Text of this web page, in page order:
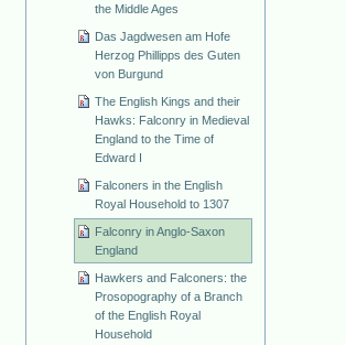
the Middle Ages
Das Jagdwesen am Hofe
Herzog Phillipps des Guten
von Burgund
The English Kings and their
Hawks: Falconry in Medieval
England to the Time of
Edward I
Falconers in the English
Royal Household to 1307
Falconry in Anglo-Saxon
England
Hawkers and Falconers: the
Prosopography of a Branch
of the English Royal
Household